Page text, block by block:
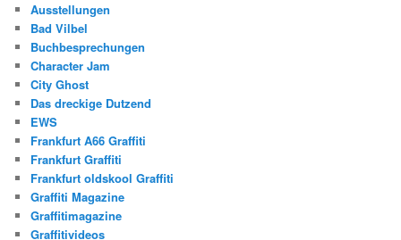
Ausstellungen
Bad Vilbel
Buchbesprechungen
Character Jam
City Ghost
Das dreckige Dutzend
EWS
Frankfurt A66 Graffiti
Frankfurt Graffiti
Frankfurt oldskool Graffiti
Graffiti Magazine
Graffitimagazine
Graffitivideos